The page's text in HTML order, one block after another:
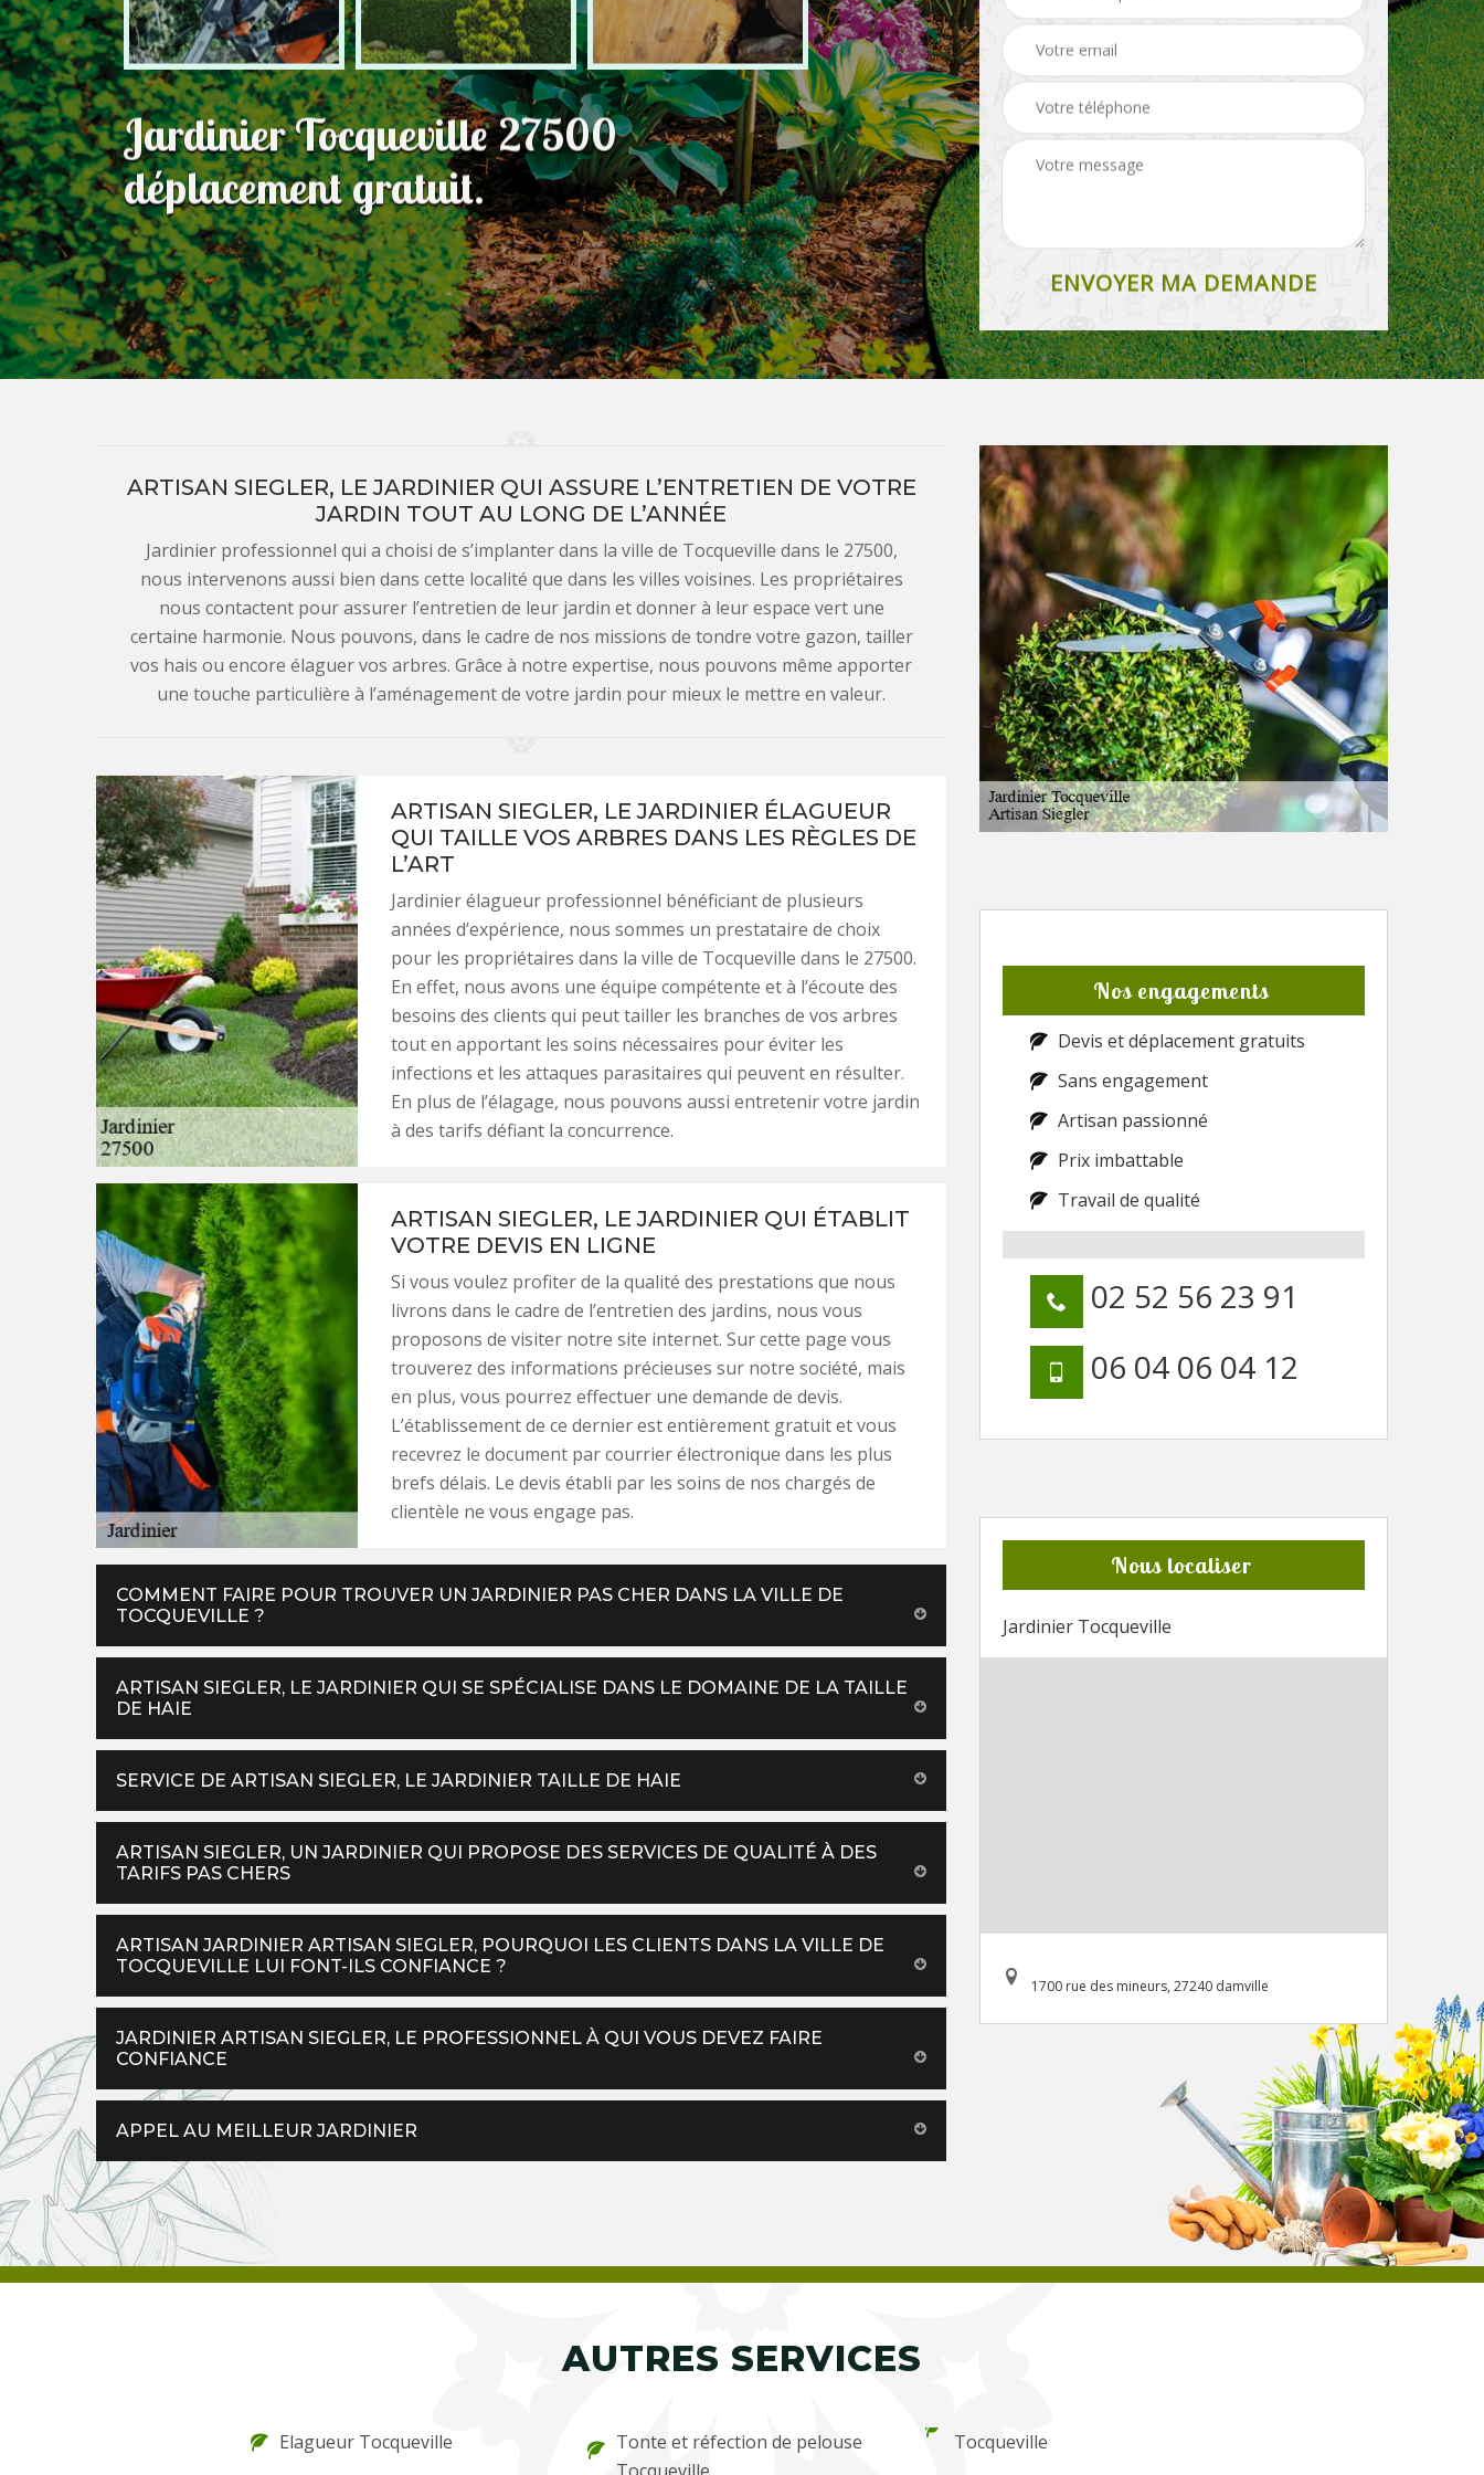
Jardinier Tocqueville 27500
déplacement gratuit.
ARTISAN SIEGLER, LE JARDINIER QUI ASSURE L’ENTRETIEN DE VOTRE
JARDIN TOUT AU LONG DE L’ANNÉE
Jardinier professionnel qui a choisi de s’implanter dans la ville de Tocqueville dans le 27500,
nous intervenons aussi bien dans cette localité que dans les villes voisines. Les propriétaires
nous contactent pour assurer l’entretien de leur jardin et donner à leur espace vert une
certaine harmonie. Nous pouvons, dans le cadre de nos missions de tondre votre gazon, tailler
vos hais ou encore élaguer vos arbres. Grâce à notre expertise, nous pouvons même apporter
une touche particulière à l’aménagement de votre jardin pour mieux le mettre en valeur.
ARTISAN SIEGLER, LE JARDINIER ÉLAGUEUR
QUI TAILLE VOS ARBRES DANS LES RÈGLES DE
L’ART
Jardinier élagueur professionnel bénéficiant de plusieurs
années d’expérience, nous sommes un prestataire de choix
pour les propriétaires dans la ville de Tocqueville dans le 27500.
En effet, nous avons une équipe compétente et à l’écoute des
besoins des clients qui peut tailler les branches de vos arbres
tout en apportant les soins nécessaires pour éviter les
infections et les attaques parasitaires qui peuvent en résulter.
En plus de l’élagage, nous pouvons aussi entretenir votre jardin
à des tarifs défiant la concurrence.
ARTISAN SIEGLER, LE JARDINIER QUI ÉTABLIT
VOTRE DEVIS EN LIGNE
Si vous voulez profiter de la qualité des prestations que nous
livrons dans le cadre de l’entretien des jardins, nous vous
proposons de visiter notre site internet. Sur cette page vous
trouverez des informations précieuses sur notre société, mais
en plus, vous pourrez effectuer une demande de devis.
L’établissement de ce dernier est entièrement gratuit et vous
recevrez le document par courrier électronique dans les plus
brefs délais. Le devis établi par les soins de nos chargés de
clientèle ne vous engage pas.
COMMENT FAIRE POUR TROUVER UN JARDINIER PAS CHER DANS LA VILLE DE
TOCQUEVILLE ?
ARTISAN SIEGLER, LE JARDINIER QUI SE SPÉCIALISE DANS LE DOMAINE DE LA TAILLE
DE HAIE
SERVICE DE ARTISAN SIEGLER, LE JARDINIER TAILLE DE HAIE
ARTISAN SIEGLER, UN JARDINIER QUI PROPOSE DES SERVICES DE QUALITÉ À DES
TARIFS PAS CHERS
ARTISAN JARDINIER ARTISAN SIEGLER, POURQUOI LES CLIENTS DANS LA VILLE DE
TOCQUEVILLE LUI FONT-ILS CONFIANCE ?
JARDINIER ARTISAN SIEGLER, LE PROFESSIONNEL À QUI VOUS DEVEZ FAIRE
CONFIANCE
APPEL AU MEILLEUR JARDINIER
Nos engagements
Devis et déplacement gratuits
Sans engagement
Artisan passionné
Prix imbattable
Travail de qualité
02 52 56 23 91
06 04 06 04 12
Nous localiser
Jardinier Tocqueville
1700 rue des mineurs, 27240 damville
AUTRES SERVICES
Elagueur Tocqueville
Tonte et réfection de pelouse
Tocqueville